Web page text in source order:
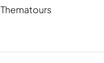
Thematours